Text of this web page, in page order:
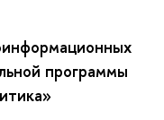
программы